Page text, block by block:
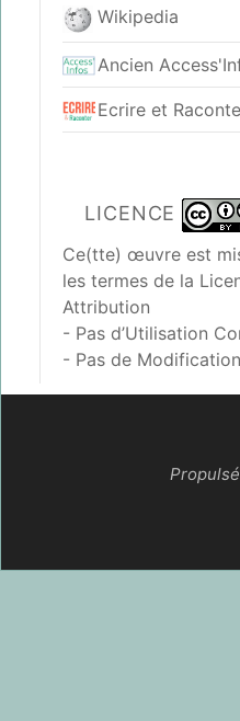
Wikipedia
Ancien
Ecrire et
LICENCE
Ce(tte) œuvre est
les termes de la
Attribution
- Pas d’Utilisation
- Pas de